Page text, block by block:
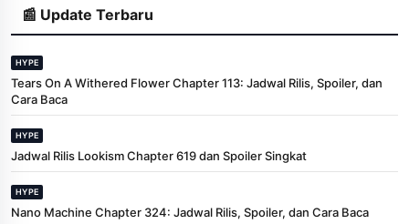
📰 Update Terbaru
HYPE
Tears On A Withered Flower Chapter 113: Jadwal Rilis, Spoiler, dan
Cara Baca
HYPE
Jadwal Rilis Lookism Chapter 619 dan Spoiler Singkat
HYPE
Nano Machine Chapter 324: Jadwal Rilis, Spoiler, dan Cara Baca